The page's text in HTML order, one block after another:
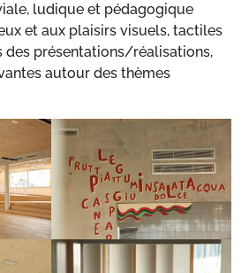
ludique et pédagogique
et aux plaisirs visuels, tactiles
des présentations/réalisations,
autour des thèmes